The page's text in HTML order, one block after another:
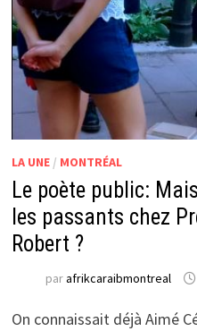
LA UNE/ MONTRÉAL
Le poète public:
les passants chez
Robert ?
parafrikcaraibmontreal
On connaissait déjà Aimé